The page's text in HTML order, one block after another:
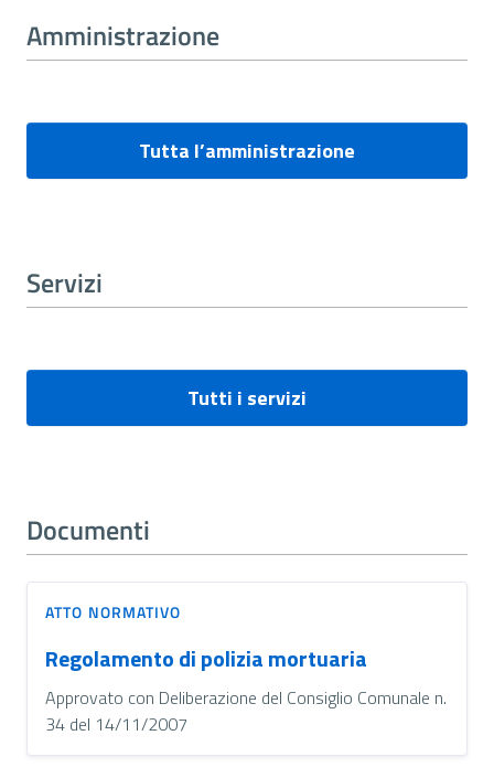
Amministrazione
Tutta l’amministrazione
Servizi
Tutti i servizi
Documenti
ATTO NORMATIVO
Regolamento di polizia mortuaria
Approvato con Deliberazione del Consiglio Comunale n.
34 del 14/11/2007